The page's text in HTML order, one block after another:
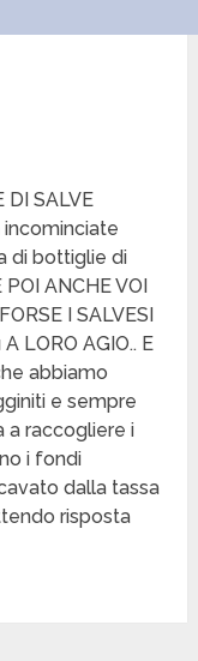
SALVE
incominciate
di bottiglie di
ANCHE VOI
I SALVESI
LORO AGIO.. E
abbiamo
e sempre
a raccogliere i
i fondi
dalla tassa
risposta